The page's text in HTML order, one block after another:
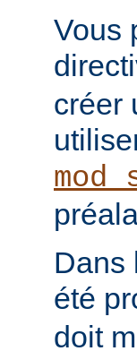
Vous
créer
Dans
été
doit